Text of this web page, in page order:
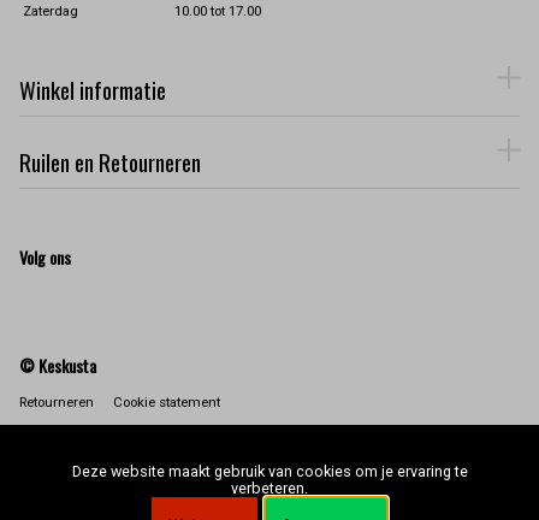
Zaterdag
10.00 tot 17.00
Winkel informatie
Ruilen en Retourneren
Volg ons
© Keskusta
Retourneren Cookie statement
Deze website maakt gebruik van cookies om je ervaring te
verbeteren.